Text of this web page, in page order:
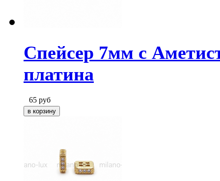
Спейсер 7мм с
платина
65 руб